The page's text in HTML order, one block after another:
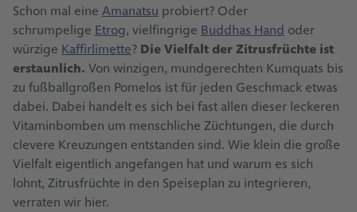
Schon mal eine Amanatsu probiert? Oder
schrumpelige Etrog, vielfingrige Buddhas Hand oder
würzige Kaffirlimette? Die Vielfalt der Zitrusfrüchte ist
erstaunlich. Von winzigen, mundgerechten Kumquats bis
zu fußballgroßen Pomelos ist für jeden Geschmack etwas
dabei. Dabei handelt es sich bei fast allen dieser leckeren
Vitaminbomben um menschliche Züchtungen, die durch
clevere Kreuzungen entstanden sind. Wie klein die große
Vielfalt eigentlich angefangen hat und warum es sich
lohnt, Zitrusfrüchte in den Speiseplan zu integrieren,
verraten wir hier.